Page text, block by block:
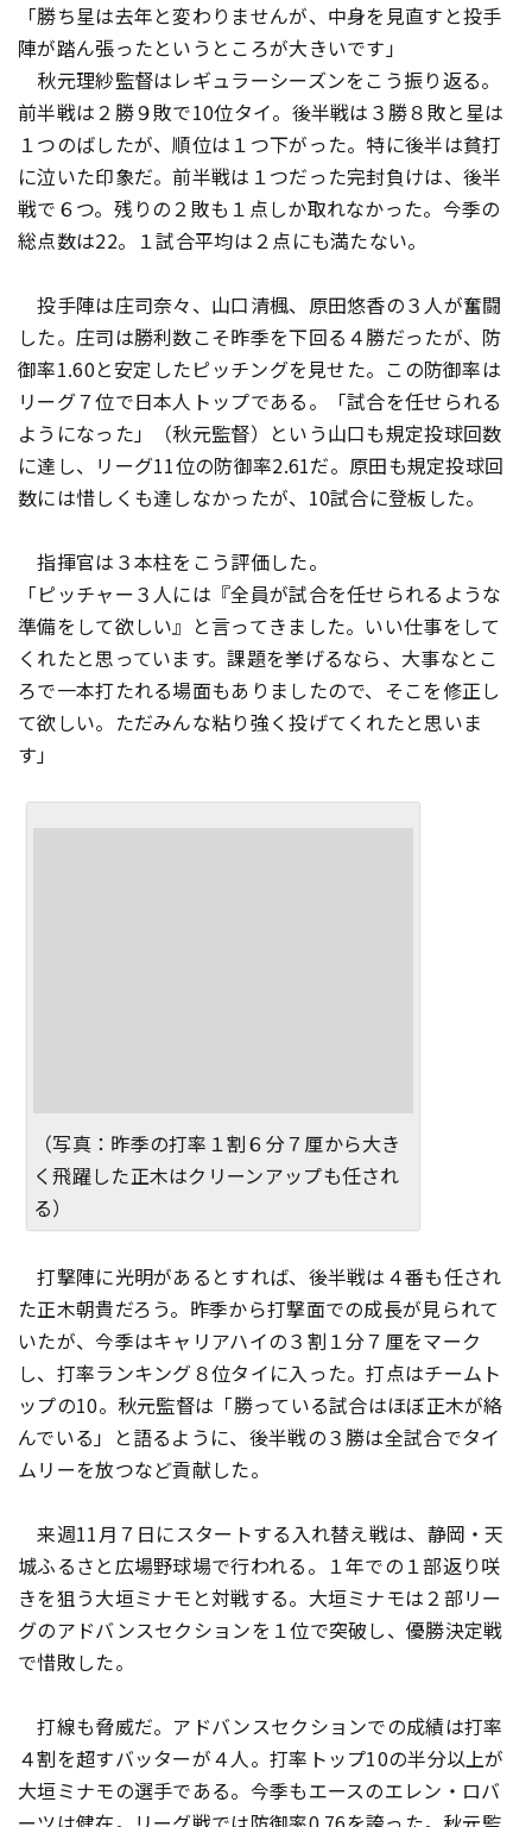
「勝ち星は去年と変わりませんが、中身を見直すと投手
陣が踏ん張ったというところが大きいです」
秋元理紗監督はレギュラーシーズンをこう振り返る。
前半戦は２勝９敗で10位タイ。後半戦は３勝８敗と星は
１つのばしたが、順位は１つ下がった。特に後半は貧打
に泣いた印象だ。前半戦は１つだった完封負けは、後半
戦で６つ。残りの２敗も１点しか取れなかった。今季の
総点数は22。１試合平均は２点にも満たない。
投手陣は庄司奈々、山口清楓、原田悠香の３人が奮闘
した。庄司は勝利数こそ昨季を下回る４勝だったが、防
御率1.60と安定したピッチングを見せた。この防御率は
リーグ７位で日本人トップである。「試合を任せられる
ようになった」（秋元監督）という山口も規定投球回数
に達し、リーグ11位の防御率2.61だ。原田も規定投球回
数には惜しくも達しなかったが、10試合に登板した。
指揮官は３本柱をこう評価した。
「ピッチャー３人には『全員が試合を任せられるような
準備をして欲しい』と言ってきました。いい仕事をして
くれたと思っています。課題を挙げるなら、大事なとこ
ろで一本打たれる場面もありましたので、そこを修正し
て欲しい。ただみんな粘り強く投げてくれたと思いま
す」
（写真：昨季の打率１割６分７厘から大き
く飛躍した正木はクリーンアップも任され
る）
打撃陣に光明があるとすれば、後半戦は４番も任され
た正木朝貴だろう。昨季から打撃面での成長が見られて
いたが、今季はキャリアハイの３割１分７厘をマーク
し、打率ランキング８位タイに入った。打点はチームト
ップの10。秋元監督は「勝っている試合はほぼ正木が絡
んでいる」と語るように、後半戦の３勝は全試合でタイ
ムリーを放つなど貢献した。
来週11月７日にスタートする入れ替え戦は、静岡・天
城ふるさと広場野球場で行われる。１年での１部返り咲
きを狙う大垣ミナモと対戦する。大垣ミナモは２部リー
グのアドバンスセクションを１位で突破し、優勝決定戦
で惜敗した。
打線も脅威だ。アドバンスセクションでの成績は打率
４割を超すバッターが４人。打率トップ10の半分以上が
大垣ミナモの選手である。今季もエースのエレン・ロバ